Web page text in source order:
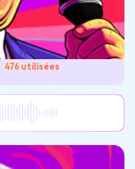
476 utilisées